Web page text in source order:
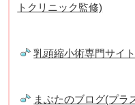
トクリニック監修)
乳頭縮小術専門サイ
まぶたのブログ(プラ